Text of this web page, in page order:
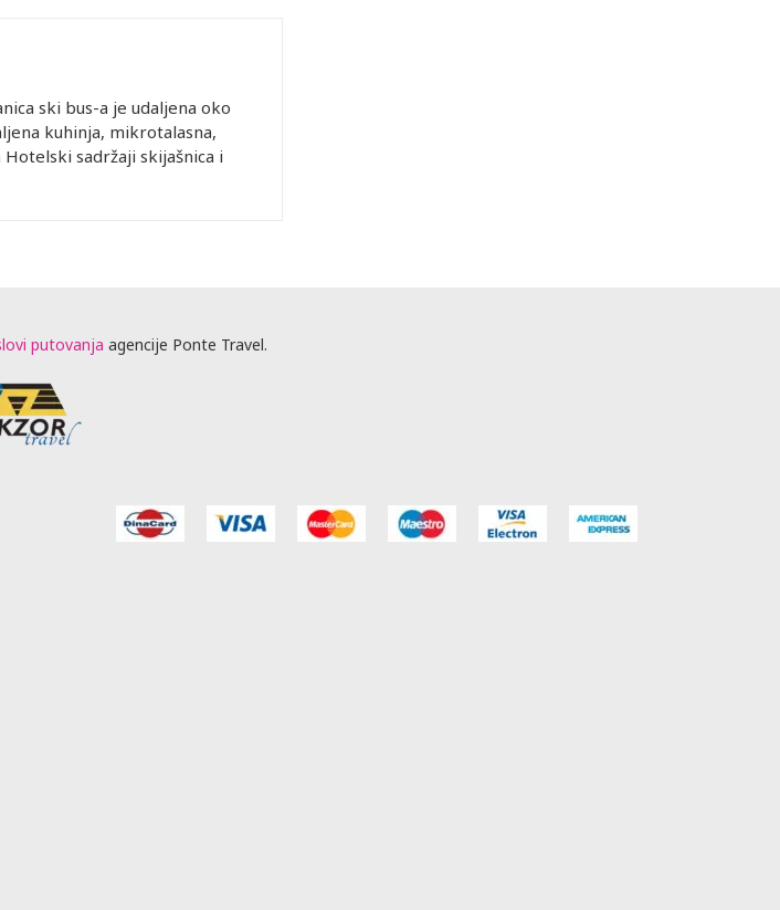
ski bus-a je udaljena oko
kuhinja, mikrotalasna,
sadržaji skijašnica i
putovanja agencije Ponte Travel.